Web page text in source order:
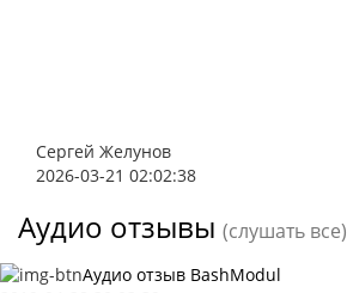
Сергей Желунов
2026-03-21 02:02:38
Аудио отзывы (слушать все)
Аудио отзыв BashModul